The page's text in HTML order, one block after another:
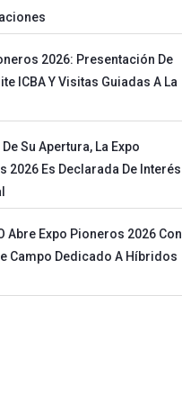
2026: Presentación De
ICBA Y Visitas Guiadas A La
Su Apertura, La Expo
2026 Es Declarada De Interés
Abre Expo Pioneros 2026 Con
Campo Dedicado A Híbridos